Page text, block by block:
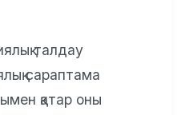
талдау
сараптама
қатар оны